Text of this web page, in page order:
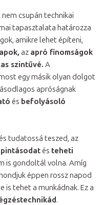
csupán technikai
tapasztalata határozza
amikre lehet építeni,
az apró finomságok
szintűvé. A
egy másik olyan dolgot
apróságnak
és befolyásoló
tudatossá teszed, az
és teheti
is gondoltál volna. Amíg
éppen rossz napod
is tehet a munkádnak. Ez a
.